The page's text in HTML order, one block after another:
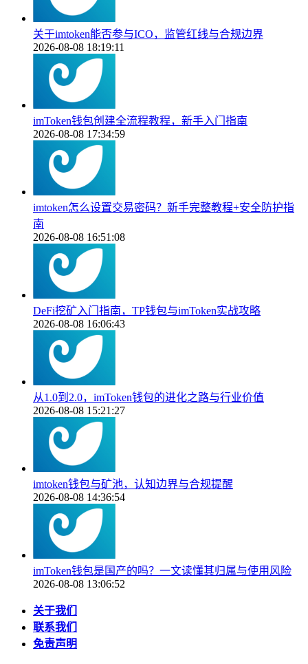
关于imtoken能否参与ICO，监管红线与合规边界
2026-08-08 18:19:11
imToken钱包创建全流程教程，新手入门指南
2026-08-08 17:34:59
imtoken怎么设置交易密码？新手完整教程+安全防护指
南
2026-08-08 16:51:08
DeFi挖矿入门指南，TP钱包与imToken实战攻略
2026-08-08 16:06:43
从1.0到2.0，imToken钱包的进化之路与行业价值
2026-08-08 15:21:27
imtoken钱包与矿池，认知边界与合规提醒
2026-08-08 14:36:54
imToken钱包是国产的吗？一文读懂其归属与使用风险
2026-08-08 13:06:52
关于我们
联系我们
免责声明